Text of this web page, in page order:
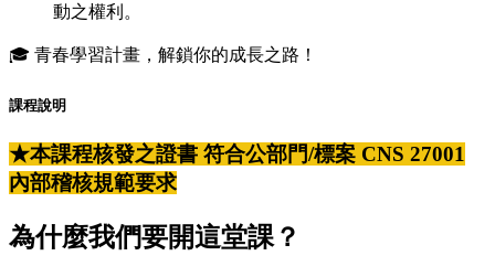
動之權利。
🎓 青春學習計畫，解鎖你的成長之路！
課程說明
★本課程核發之證書 符合公部門/標案 CNS 27001
內部稽核規範要求
為什麼我們要開這堂課？